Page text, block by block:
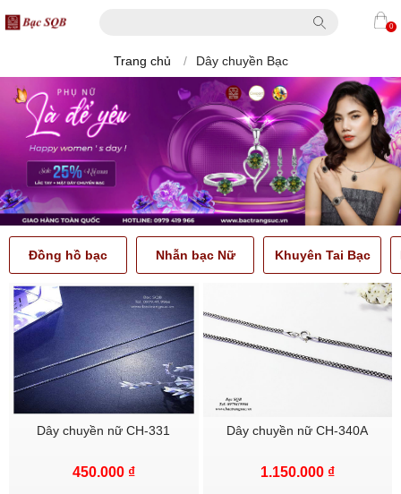
0
Trang chủ / Dây chuyền Bạc
Đồng hồ bạc Nhẫn bạc Nữ Khuyên Tai Bạc
Dây chuyền nữ CH-331
450.000 ₫
Dây chuyền nữ CH-340A
1.150.000 ₫